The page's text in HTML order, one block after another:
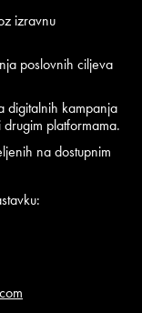
izravnu
poslovnih ciljeva
digitalnih kampanja
platformama.
na dostupnim